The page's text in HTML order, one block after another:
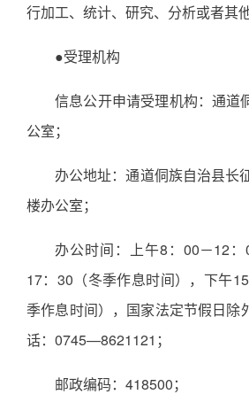
行加工、统计、研究、分析或者其
●受理机构
信息公开申请受理机构：通道
公室；
办公地址：通道侗族自治县长
楼办公室；
办公时间：上午8：00－12
17：30（冬季作息时间），下午
季作息时间），国家法定节假日除
话：0745—8621121；
邮政编码：418500；